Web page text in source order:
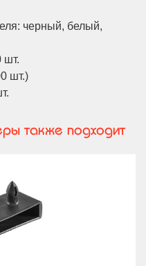
черный, белый,
шт.
шт.)
также подходит